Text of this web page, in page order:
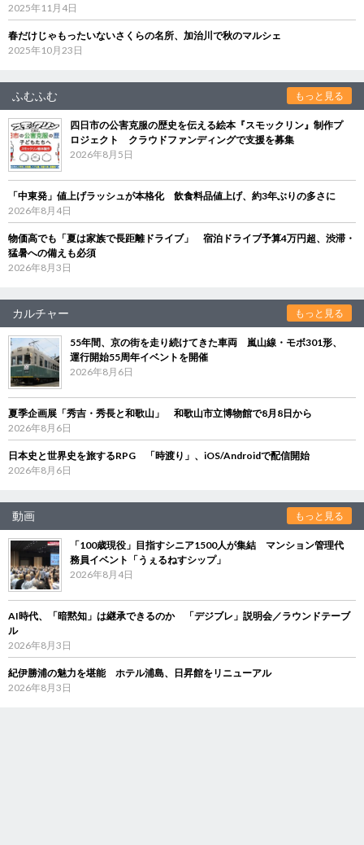
2025年11月4日
春だけじゃもったいないさくらの名所、加治川で秋のマルシェ
2025年10月23日
ふむふむ もっと見る
四日市の公害克服の歴史を伝える絵本『スモックリン』制作プ
ロジェクト クラウドファンディングで支援を募集
2026年8月5日
「中東発」値上げラッシュが本格化 飲食料品値上げ、約3年ぶりの多さに
2026年8月4日
物価高でも「夏は家族で長距離ドライブ」 宿泊ドライブ予算4万円超、渋滞・
猛暑への備えも必須
2026年8月3日
カルチャー もっと見る
55年間、京の街を走り続けてきた車両 嵐山線・モボ301形、
運行開始55周年イベントを開催
2026年8月6日
夏季企画展「秀吉・秀長と和歌山」 和歌山市立博物館で8月8日から
2026年8月6日
日本史と世界史を旅するRPG 「時渡り」、iOS/Androidで配信開始
2026年8月6日
動画 もっと見る
「100歳現役」目指すシニア1500人が集結 マンション管理代
務員イベント「うぇるねすシップ」
2026年8月4日
AI時代、「暗黙知」は継承できるのか 「デジブレ」説明会／ラウンドテーブ
ル
2026年8月3日
紀伊勝浦の魅力を堪能 ホテル浦島、日昇館をリニューアル
2026年8月3日